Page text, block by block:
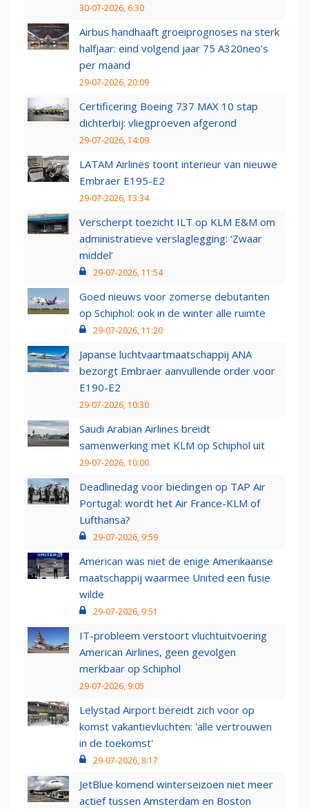
30-07-2026, 6:30
Airbus handhaaft groeiprognoses na sterk
halfjaar: eind volgend jaar 75 A320neo’s
per maand
29-07-2026, 20:09
Certificering Boeing 737 MAX 10 stap
dichterbij: vliegproeven afgerond
29-07-2026, 14:09
LATAM Airlines toont interieur van nieuwe
Embraer E195-E2
29-07-2026, 13:34
Verscherpt toezicht ILT op KLM E&M om
administratieve verslaglegging: ‘Zwaar
middel’
29-07-2026, 11:54
Goed nieuws voor zomerse debutanten
op Schiphol: ook in de winter alle ruimte
29-07-2026, 11:20
Japanse luchtvaartmaatschappij ANA
bezorgt Embraer aanvullende order voor
E190-E2
29-07-2026, 10:30
Saudi Arabian Airlines breidt
samenwerking met KLM op Schiphol uit
29-07-2026, 10:00
Deadlinedag voor biedingen op TAP Air
Portugal: wordt het Air France-KLM of
Lufthansa?
29-07-2026, 9:59
American was niet de enige Amerikaanse
maatschappij waarmee United een fusie
wilde
29-07-2026, 9:51
IT-probleem verstoort vluchtuitvoering
American Airlines, geen gevolgen
merkbaar op Schiphol
29-07-2026, 9:05
Lelystad Airport bereidt zich voor op
komst vakantievluchten: 'alle vertrouwen
in de toekomst'
29-07-2026, 8:17
JetBlue komend winterseizoen niet meer
actief tussen Amsterdam en Boston